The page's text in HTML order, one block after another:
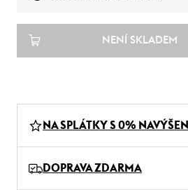
NENÍ SKLADEM
NA SPLÁTKY S 0% NAVÝŠENÍ
DOPRAVA ZDARMA